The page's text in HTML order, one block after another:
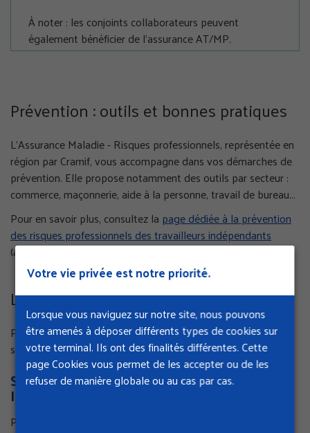
Votre vie privée est notre priorité.
Lorsque vous naviguez sur notre site, nous pouvons
être amenés à déposer différents types de cookies sur
votre terminal. Ils ont des finalités différentes. Cette
page Cookies vous permet de les accepter ou de les
refuser de manière globale ou au cas par cas.
À noter : les conjoints collaborateurs peuvent
également bénéficier de l’assurance AT/MP.
Prévention : outils et bonnes pratiques
L’Assurance Maladie - Risques professionnels, représentée en
région par Cramif, vous accompagne dans vos démarches de
prévention. Elle propose notamment des outils par secteur :
commerce, maçonnerie, aide à la personne, travail de bureau...
Pour en savoir plus, consultez la page dédiée à la prévention
des risques professionnels des travailleurs indépendants
(ameli.fr).
Les aides financières
Pour protéger la santé des travailleurs indépendants sans
salarié, des subventions sont disponibles.
Subvention Prévention Métiers du Bâtiment
Indépendants
Pour vous aider à réduire les risques de chutes de plain-pied